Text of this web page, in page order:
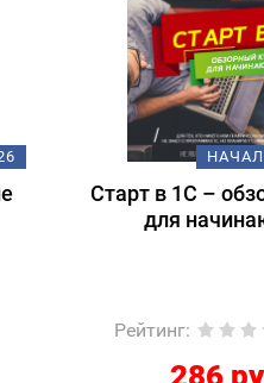
Рейтинг: